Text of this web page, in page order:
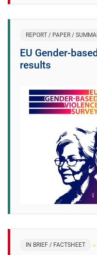
REPORT / PAPER /
EU Gender-
results
IN BRIEF / FACTSHEET